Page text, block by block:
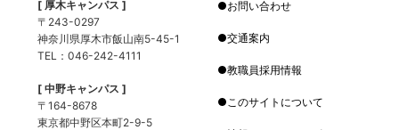
[ 厚木キャンパス ]
〒243-0297
神奈川県厚木市飯山南5-45-1
TEL：046-242-4111
[ 中野キャンパス ]
〒164-8678
東京都中野区本町2-9-5
お問い合わせ
交通案内
教職員採用情報
このサイトについて